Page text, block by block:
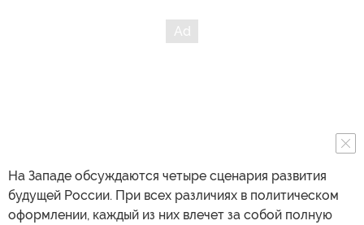
На Западе обсуждаются четыре сценария развития
будущей России. При всех различиях в политическом
оформлении, каждый из них влечет за собой полную